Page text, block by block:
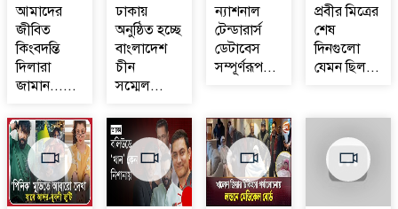
আমাদের
জীবিত
কিংবদন্তি
দিলারা
জামান......
ঢাকায়
অনুষ্ঠিত হচ্ছে
বাংলাদেশ
চীন
সম্মেল...
ন্যাশনাল
টেন্ডারার্স
ডেটাবেস
সম্পূর্ণরূপ...
প্রবীর মিত্রের
শেষ
দিনগুলো
যেমন ছিল...